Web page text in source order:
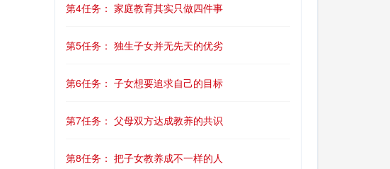
第4任务： 家庭教育其实只做四件事
第5任务： 独生子女并无先天的优劣
第6任务： 子女想要追求自己的目标
第7任务： 父母双方达成教养的共识
第8任务： 把子女教养成不一样的人